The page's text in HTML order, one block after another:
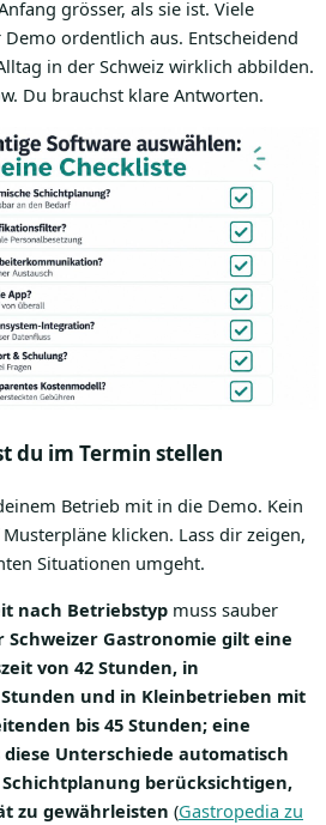
grösser, als sie ist. Viele
Demo ordentlich aus. Entscheidend
in der Schweiz wirklich abbilden.
Du brauchst klare Antworten.
du im Termin stellen
Betrieb mit in die Demo. Kein
klicken. Lass dir zeigen,
Situationen umgeht.
nach Betriebstyp muss sauber
Schweizer Gastronomie gilt eine
von 42 Stunden, in
und in Kleinbetrieben mit
bis 45 Stunden; eine
diese Unterschiede automatisch
berücksichtigen,
zu gewährleisten (Gastropedia zu